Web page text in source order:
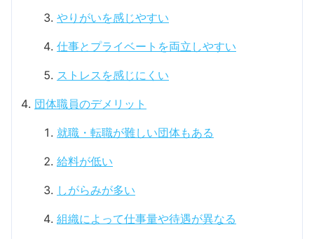
やりがいを感じやすい
仕事とプライベートを両立しやすい
ストレスを感じにくい
団体職員のデメリット
就職・転職が難しい団体もある
給料が低い
しがらみが多い
組織によって仕事量や待遇が異なる